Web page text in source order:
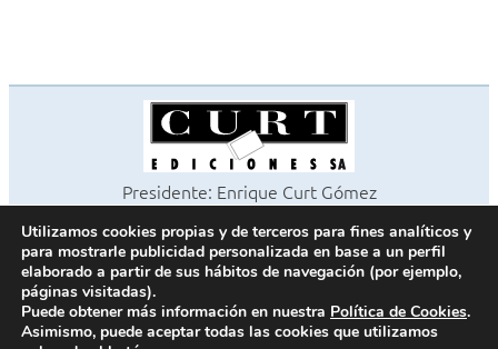
Presidente: Enrique Curt Gómez
©2026 Revista Cocinas y Baños
Todos los derechos reservados
Paseo de Gracia, 63. 1º 2ª. 08008 Barcelona -
Fax 933 183 505
Utilizamos cookies propias y de terceros para fines analíticos y
para mostrarle publicidad personalizada en base a un perfil
elaborado a partir de sus hábitos de navegación (por ejemplo,
páginas visitadas).
Puede obtener más información en nuestra Política de Cookies.
Asimismo, puede aceptar todas las cookies que utilizamos